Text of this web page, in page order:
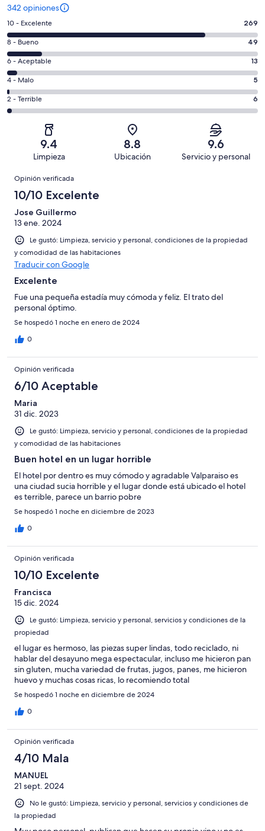
342 opiniones
Puntuación
de
10,
es
decir,
Excelente.
Basada
en
opiniones
10 - Excelente 269
Puntuación
de
8,
es
decir,
Bueno.
Basada
opiniones
8 - Bueno 49
Puntuación
de
6,
es
decir,
Aceptable.
de
342
opiniones
6 - Aceptable 13
Puntuación
de
4,
Basada
de
opiniones
4 - Malo 5
Puntuación
de
Terrible.
Basada
de
342
opiniones
2 - Terrible 6
9.4
Limpieza
8.8
Ubicación
9.6
Servicio y personal
Opiniones
Opinión verificada
10/10 Excelente
Jose Guillermo
13 ene. 2024
Le gustó: Limpieza, servicio y personal, condiciones de la propiedad
y comodidad de las habitaciones
Traducir con Google
Excelente
Fue una pequeña estadía muy cómoda y feliz. El trato del
personal óptimo.
Se hospedó 1 noche en enero de 2024
0
Opinión verificada
6/10 Aceptable
Maria
31 dic. 2023
Le gustó: Limpieza, servicio y personal, condiciones de la propiedad
y comodidad de las habitaciones
Buen hotel en un lugar horrible
El hotel por dentro es muy cómodo y agradable Valparaiso es
una ciudad sucia horrible y el lugar donde está ubicado el hotel
es terrible, parece un barrio pobre
Se hospedó 1 noche en diciembre de 2023
0
Opinión verificada
10/10 Excelente
Francisca
15 dic. 2024
Le gustó: Limpieza, servicio y personal, servicios y condiciones de la
propiedad
el lugar es hermoso, las piezas super lindas, todo reciclado, ni
hablar del desayuno mega espectacular, incluso me hicieron pan
sin gluten, mucha variedad de frutas, jugos, panes, me hicieron
huevo y muchas cosas ricas, lo recomiendo total
Se hospedó 1 noche en diciembre de 2024
0
Opinión verificada
4/10 Mala
MANUEL
21 sept. 2024
No le gustó: Limpieza, servicio y personal, servicios y condiciones de
la propiedad